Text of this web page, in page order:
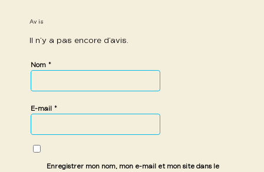
Avis
Il n’y a pas encore d’avis.
Nom *
E-mail *
Enregistrer mon nom, mon e-mail et mon site dans le